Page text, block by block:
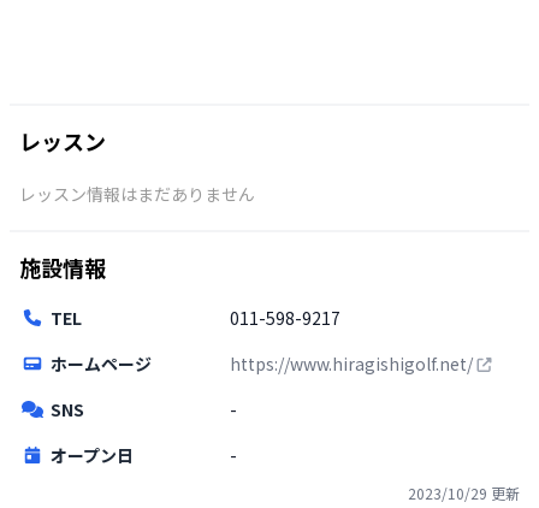
レッスン
レッスン情報はまだありません
施設情報
TEL
011-598-9217
ホームページ
https://www.hiragishigolf.net/
SNS
-
オープン日
-
2023/10/29 更新